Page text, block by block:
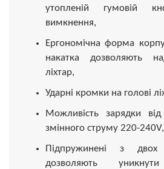
утопленій гумовій
вимкнення,
Ергономічна форма
накатка дозволяють
ліхтар,
Ударні кромки на голові
Можливість зарядки
змінного струму 220-240V,
Підпружинені з двох
дозволяють уникнути